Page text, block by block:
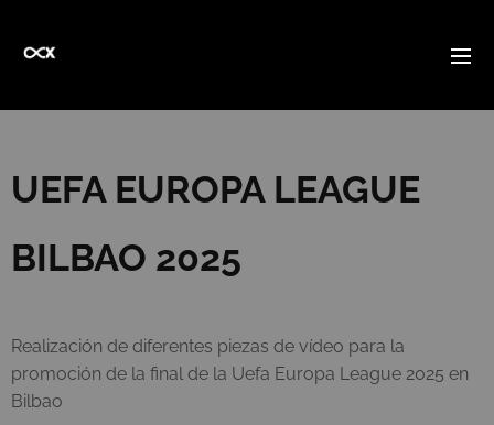
UEFA EUROPA LEAGUE
BILBAO 2025
Realización de diferentes piezas de vídeo para la
promoción de la final de la Uefa Europa League 2025 en
Bilbao